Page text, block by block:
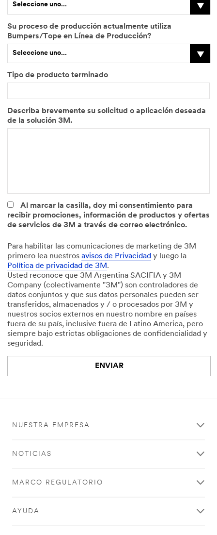
r
o
p
u
s
t
o
p
c
i
Seleccione uno...
O
t
a
I
n
s
t
r
o
n
a
)
Su proceso de producción actualmente utiliza
Bumpers/Tope en Línea de Producción?
Seleccione uno...
Tipo de producto terminado
Describa brevemente su solicitud o aplicación deseada
de la solución 3M.
Al marcar la casilla, doy mi consentimiento para
recibir promociones, información de productos y ofertas
de servicios de 3M a través de correo electrónico.
Para habilitar las comunicaciones de marketing de 3M
primero lea nuestros avisos de Privacidad y luego la
Política de privacidad de 3M.
Usted reconoce que 3M Argentina SACIFIA y 3M
Company (colectivamente "3M") son controladores de
datos conjuntos y que sus datos personales pueden ser
transferidos, almacenados y / o procesados por 3M y
nuestros socios externos en nuestro nombre en países
fuera de su país, inclusive fuera de Latino America, pero
siempre bajo estrictas obligaciones de confidencialidad y
seguridad.
ENVIAR
ocurrido
en
inténtelo
ha
con
NUESTRA EMPRESA
NOTICIAS
MARCO REGULATORIO
AYUDA